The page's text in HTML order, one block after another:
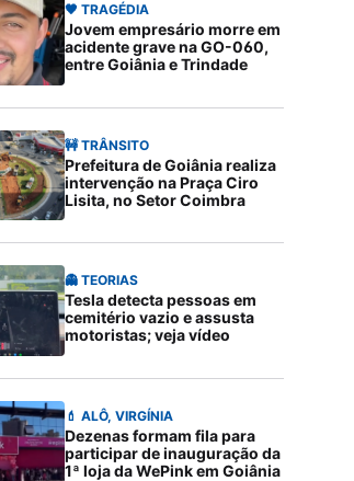
🖤 TRAGÉDIA
Jovem empresário morre em
acidente grave na GO-060,
entre Goiânia e Trindade
🚧 TRÂNSITO
Prefeitura de Goiânia realiza
intervenção na Praça Ciro
Lisita, no Setor Coimbra
👻 TEORIAS
Tesla detecta pessoas em
cemitério vazio e assusta
motoristas; veja vídeo
💄 ALÔ, VIRGÍNIA
Dezenas formam fila para
participar de inauguração da
1ª loja da WePink em Goiânia